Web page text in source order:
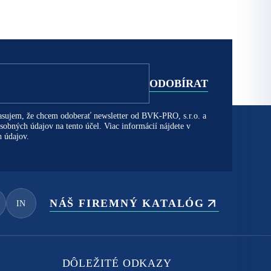
že chcem odoberať newsletter od BVK-PRO, s.r.o. a
údajov na tento účel. Viac informácií nájdete v
údajov.
IN NÁŠ FIREMNÝ KATALÓG
DÔLEŽITÉ ODKAZY